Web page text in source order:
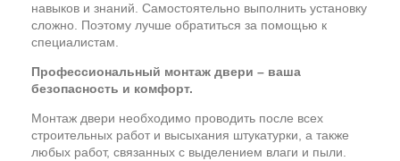
навыков и знаний. Самостоятельно выполнить установку
сложно. Поэтому лучше обратиться за помощью к
специалистам.
Профессиональный монтаж двери – ваша
безопасность и комфорт.
Монтаж двери необходимо проводить после всех
строительных работ и высыхания штукатурки, а также
любых работ, связанных с выделением влаги и пыли.